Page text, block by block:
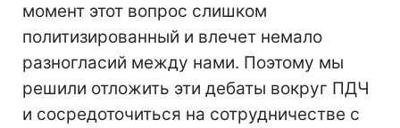
момент этот вопрос слишком
политизированный и влечет немало
разногласий между нами. Поэтому мы
решили отложить эти дебаты вокруг ПДЧ
и сосредоточиться на сотрудничестве с